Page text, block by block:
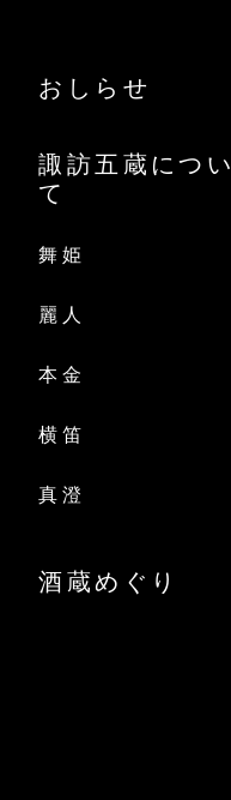
おしらせ
諏訪五蔵につい
て
舞姫
麗人
本金
横笛
真澄
酒蔵めぐり